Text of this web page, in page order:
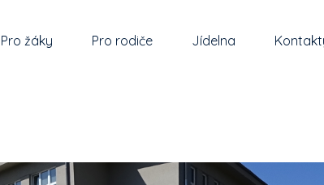
Pro žáky Pro rodiče Jídelna